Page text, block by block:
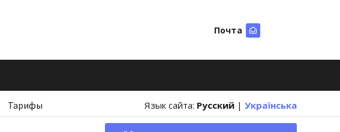
Почта
Тарифы Язык сайта: Русский | Українська